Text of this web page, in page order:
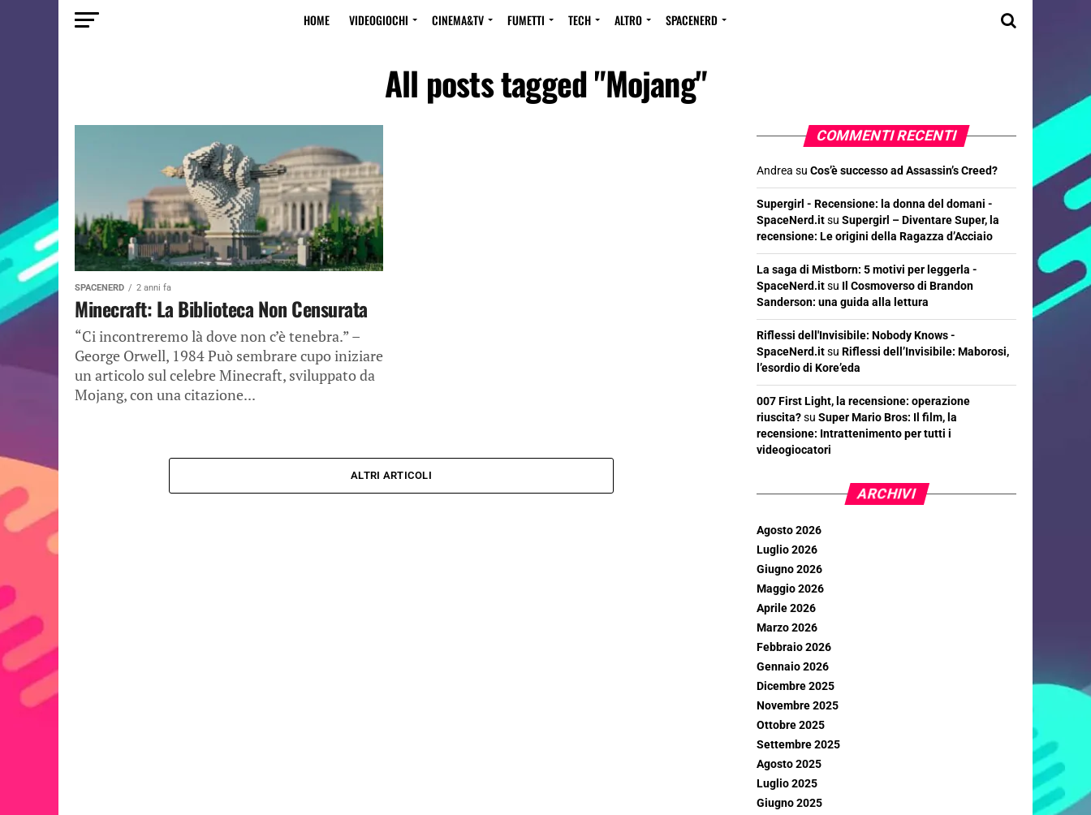
HOME VIDEOGIOCHI CINEMA&TV FUMETTI TECH ALTRO SPACENERD
All posts tagged "Mojang"
SPACENERD 2 anni fa
Minecraft: La Biblioteca Non Censurata
“Ci incontreremo là dove non c’è tenebra.” –
George Orwell, 1984 Può sembrare cupo iniziare
un articolo sul celebre Minecraft, sviluppato da
Mojang, con una citazione...
ALTRI ARTICOLI
COMMENTI RECENTI
Andrea su Cos’è successo ad Assassin’s Creed?
Supergirl - Recensione: la donna del domani -
SpaceNerd.itsu Supergirl – Diventare Super, la
recensione: Le origini della Ragazza d’Acciaio
La saga di Mistborn: 5 motivi per leggerla -
SpaceNerd.itsu Il Cosmoverso di Brandon
Sanderson: una guida alla lettura
Riflessi dell'Invisibile: Nobody Knows -
SpaceNerd.itsu Riflessi dell’Invisibile: Maborosi,
l’esordio di Kore’eda
007 First Light, la recensione: operazione
riuscita?su Super Mario Bros: Il film, la
recensione: Intrattenimento per tutti i
videogiocatori
ARCHIVI
Agosto 2026
Luglio 2026
Giugno 2026
Maggio 2026
Aprile 2026
Marzo 2026
Febbraio 2026
Gennaio 2026
Dicembre 2025
Novembre 2025
Ottobre 2025
Settembre 2025
Agosto 2025
Luglio 2025
Giugno 2025